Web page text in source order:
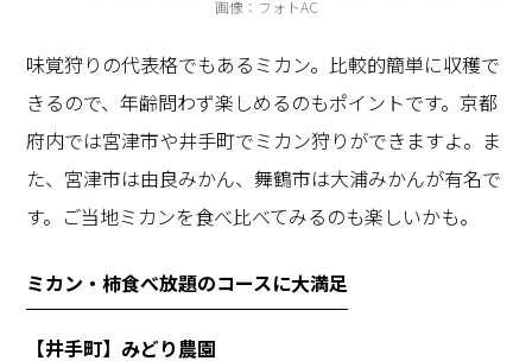
画像：フォトAC
味覚狩りの代表格でもあるミカン。比較的簡単に収穫で
きるので、年齢問わず楽しめるのもポイントです。京都
府内では宮津市や井手町でミカン狩りができますよ。ま
た、宮津市は由良みかん、舞鶴市は大浦みかんが有名で
す。ご当地ミカンを食べ比べてみるのも楽しいかも。
ミカン・柿食べ放題のコースに大満足
【井手町】みどり農園